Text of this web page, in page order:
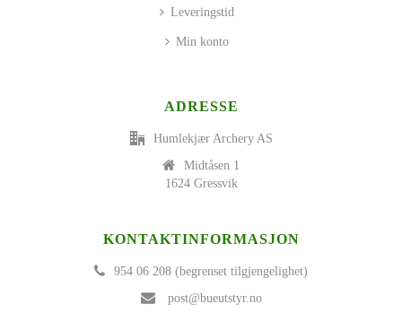
Leveringstid
Min konto
ADRESSE
Humlekjær Archery AS
Midtåsen 1
1624 Gressvik
KONTAKTINFORMASJON
954 06 208 (begrenset tilgjengelighet)
post@bueutstyr.no